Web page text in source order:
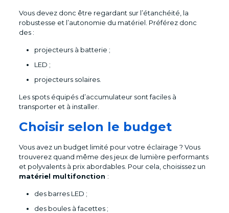
Vous devez donc être regardant sur l’étanchéité, la
robustesse et l’autonomie du matériel. Préférez donc
des :
projecteurs à batterie ;
LED ;
projecteurs solaires.
Les spots équipés d’accumulateur sont faciles à
transporter et à installer.
Choisir selon le budget
Vous avez un budget limité pour votre éclairage ? Vous
trouverez quand même des jeux de lumière performants
et polyvalents à prix abordables. Pour cela, choisissez un
matériel multifonction :
des barres LED ;
des boules à facettes ;